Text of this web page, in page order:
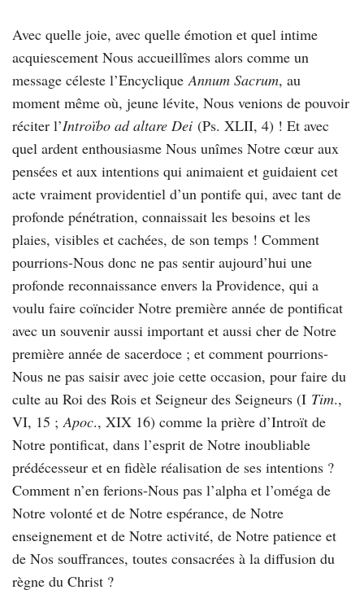
Avec quelle joie, avec quelle émotion et quel intime
acquiescement Nous accueillîmes alors comme un
message céleste l’EncycliqueAnnum Sacrum, au
moment même où, jeune lévite, Nous venions de pouvoir
réciter l’Introïbo ad altare Dei (Ps. XLII, 4) ! Et avec
quel ardent enthousiasme Nous unîmes Notre cœur aux
pensées et aux intentions qui animaient et guidaient cet
acte vraiment providentiel d’un pontife qui, avec tant de
profonde pénétration, connaissait les besoins et les
plaies, visibles et cachées, de son temps ! Comment
pourrions-Nous donc ne pas sentir aujourd’hui une
profonde reconnaissance envers la Providence, qui a
voulu faire coïncider Notre première année de pontificat
avec un souvenir aussi important et aussi cher de Notre
première année de sacerdoce ; et comment pourrions-
Nous ne pas saisir avec joie cette occasion, pour faire du
culte au Roi des Rois et Seigneur des Seigneurs (I Tim.,
VI, 15 ;Apoc., XIX 16) comme la prière d’Introït de
Notre pontificat, dans l’esprit de Notre inoubliable
prédécesseur et en fidèle réalisation de ses intentions ?
Comment n’en ferions-Nous pas l’alpha et l’oméga de
Notre volonté et de Notre espérance, de Notre
enseignement et de Notre activité, de Notre patience et
de Nos souffrances, toutes consacrées à la diffusion du
règne du Christ ?